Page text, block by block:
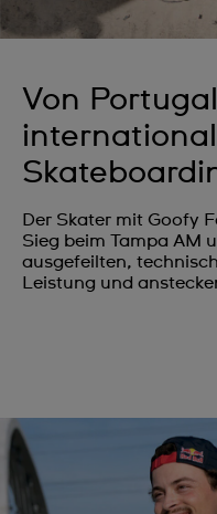
Von
Der Skater mit Goofy
Sieg beim Tampa AM
ausgefeilten,
Leistung und